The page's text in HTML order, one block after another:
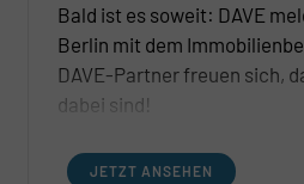
Bald ist es soweit: DAVE
Berlin mit dem
DAVE-Partner freuen sich,
dabei sind!
JETZT ANSEHEN